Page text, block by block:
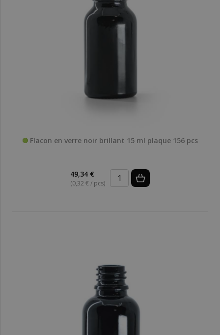
Flacon en verre noir brillant 15 ml plaque 156 pcs
49,34 €
(0,32 € / pcs)